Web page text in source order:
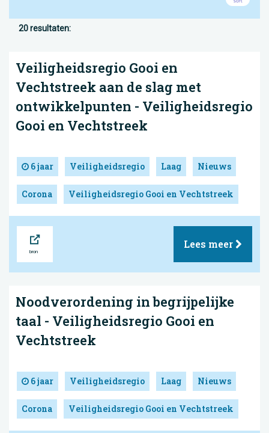
20 resultaten:
Veiligheidsregio Gooi en
Vechtstreek aan de slag met
ontwikkelpunten - Veiligheidsregio
Gooi en Vechtstreek
6 jaar Veiligheidsregio Laag Nieuws
Corona Veiligheidsregio Gooi en Vechtstreek
Lees meer
Noodverordening in begrijpelijke
taal - Veiligheidsregio Gooi en
Vechtstreek
6 jaar Veiligheidsregio Laag Nieuws
Corona Veiligheidsregio Gooi en Vechtstreek